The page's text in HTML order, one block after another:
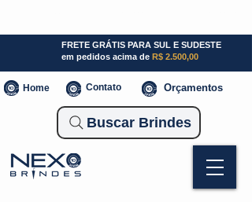
FRETE GRÁTIS PARA SUL E SUDESTE
em pedidos acima de R$ 2.500,00
Home Contato Orçamentos
Buscar Brindes